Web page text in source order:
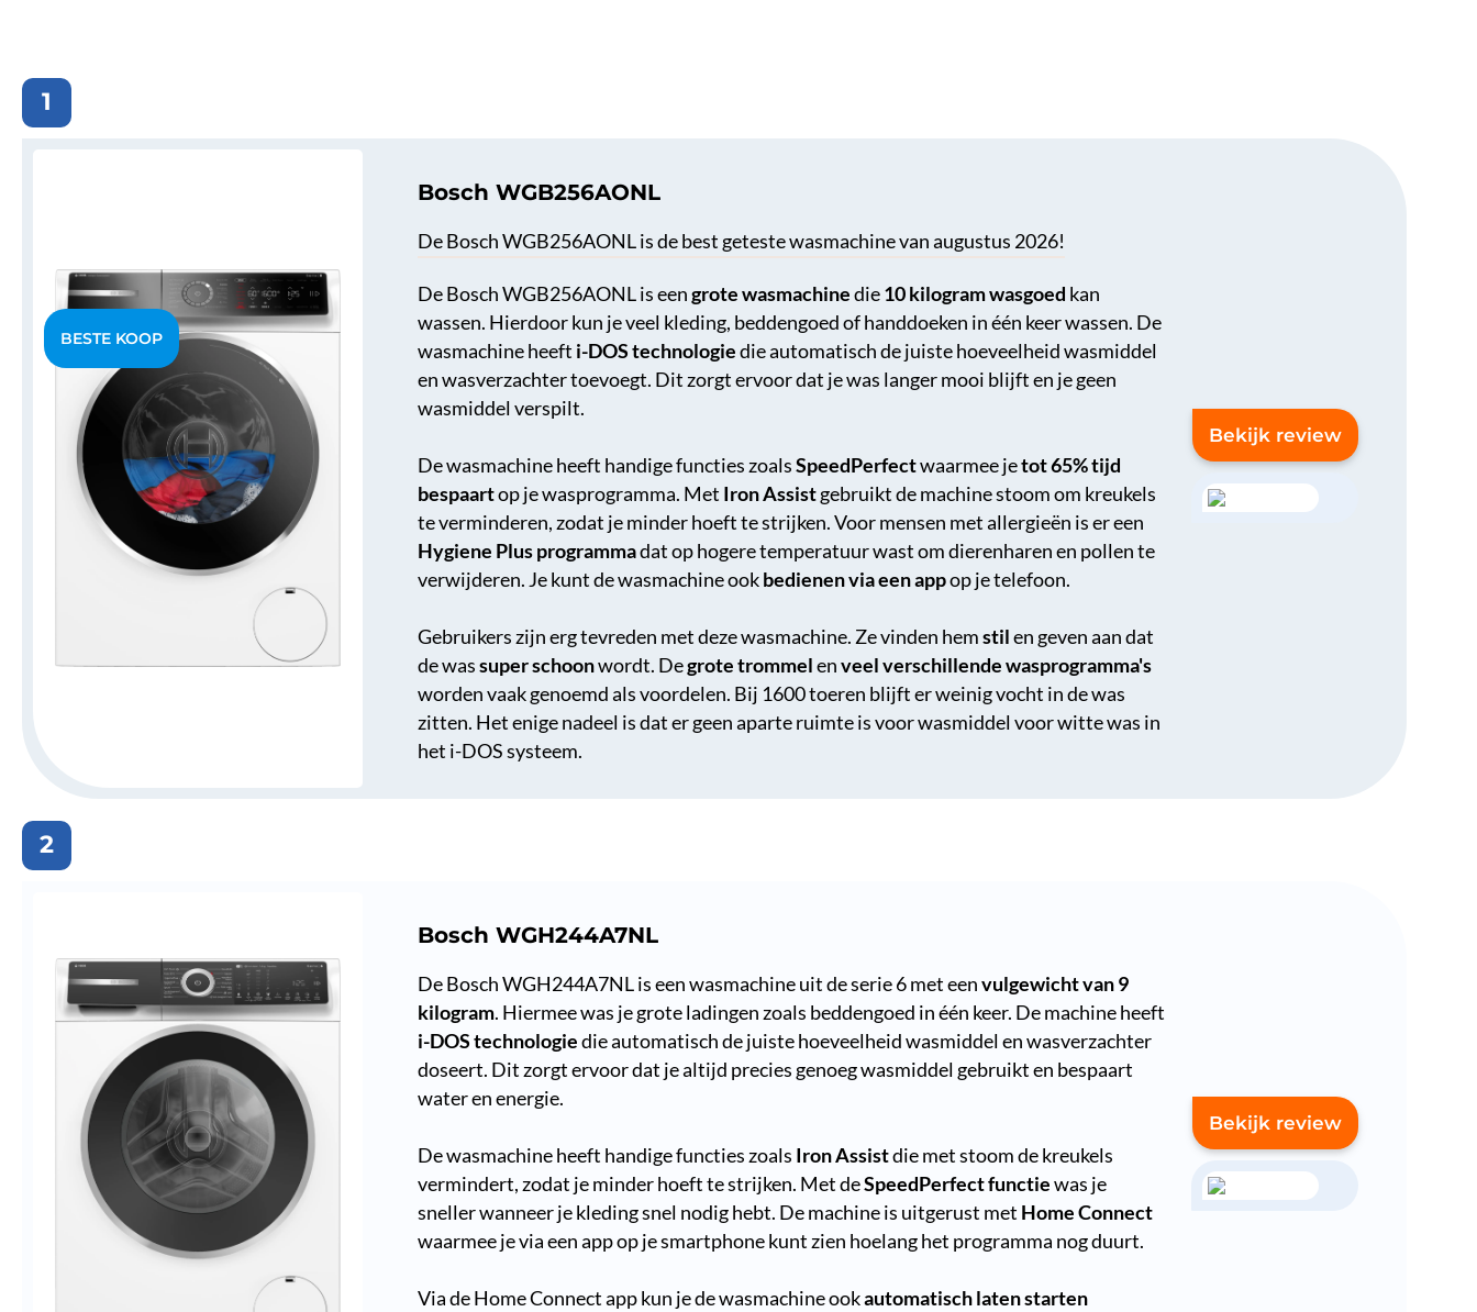
1
Bosch WGB256AONL
De Bosch WGB256AONL is de best geteste wasmachine van augustus 2026!
De Bosch WGB256AONL is eengrote wasmachinedie10 kilogram wasgoed kan
wassen. Hierdoor kun je veel kleding, beddengoed of handdoeken in één keer wassen. De
wasmachine heeft i-DOS technologiedie automatisch de juiste hoeveelheid wasmiddel
en wasverzachter toevoegt. Dit zorgt ervoor dat je was langer mooi blijft en je geen
wasmiddel verspilt.
De wasmachine heeft handige functies zoalsSpeedPerfectwaarmee jetot 65% tijd
bespaartop je wasprogramma. Met Iron Assistgebruikt de machine stoom om kreukels
te verminderen, zodat je minder hoeft te strijken. Voor mensen met allergieën is er een
Hygiene Plus programmadat op hogere temperatuur wast om dierenharen en pollen te
verwijderen. Je kunt de wasmachine ookbedienen via een appop je telefoon.
Gebruikers zijn erg tevreden met deze wasmachine. Ze vinden hemstilen geven aan dat
de wassuper schoonwordt. Degrote trommelenveel verschillende wasprogramma's
worden vaak genoemd als voordelen. Bij 1600 toeren blijft er weinig vocht in de was
zitten. Het enige nadeel is dat er geen aparte ruimte is voor wasmiddel voor witte was in
het i-DOS systeem.
Bekijk review
2
Bosch WGH244A7NL
De Bosch WGH244A7NL is een wasmachine uit de serie 6 met eenvulgewicht van 9
kilogram. Hiermee was je grote ladingen zoals beddengoed in één keer. De machine heeft
i-DOS technologiedie automatisch de juiste hoeveelheid wasmiddel en wasverzachter
doseert. Dit zorgt ervoor dat je altijd precies genoeg wasmiddel gebruikt en bespaart
water en energie.
De wasmachine heeft handige functies zoals Iron Assistdie met stoom de kreukels
vermindert, zodat je minder hoeft te strijken. Met deSpeedPerfect functiewas je
sneller wanneer je kleding snel nodig hebt. De machine is uitgerust met Home Connect
waarmee je via een app op je smartphone kunt zien hoelang het programma nog duurt.
Via de Home Connect app kun je de wasmachine ookautomatisch laten starten
Bekijk review